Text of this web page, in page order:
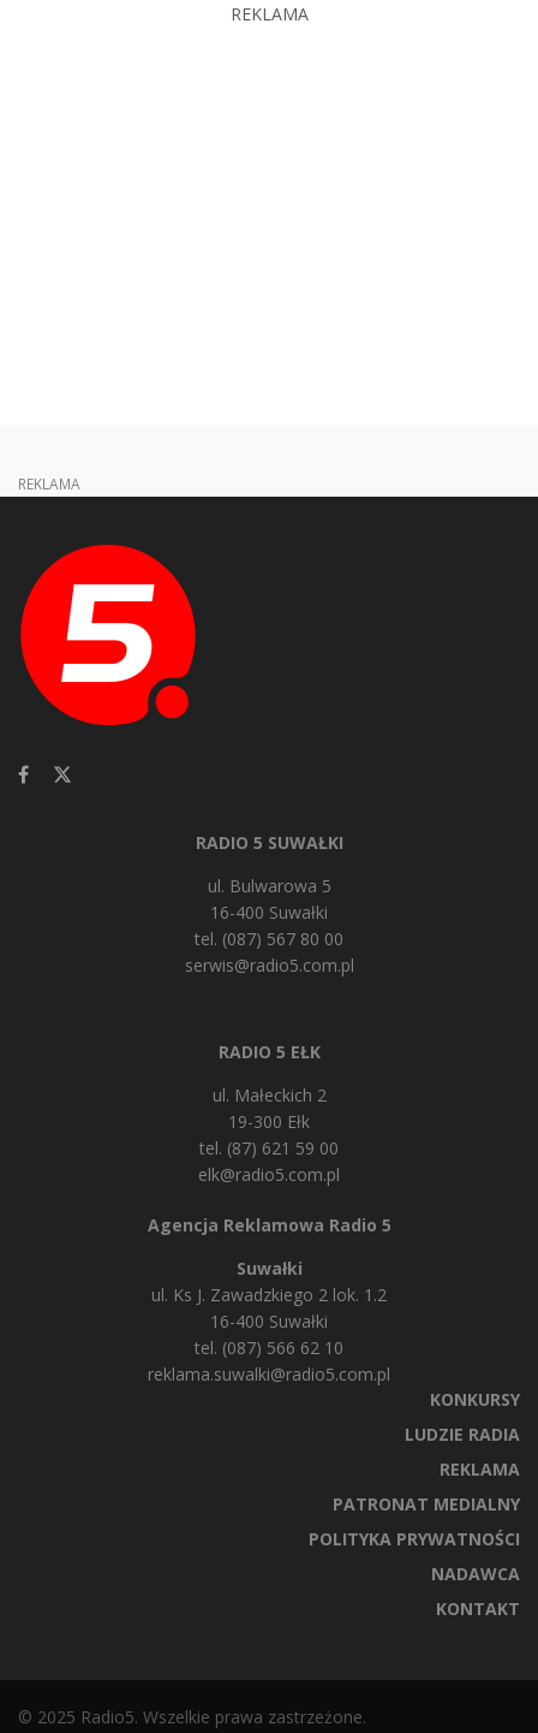
REKLAMA
REKLAMA
RADIO 5 SUWAŁKI
ul. Bulwarowa 5
16-400 Suwałki
tel. (087) 567 80 00
serwis@radio5.com.pl
RADIO 5 EŁK
ul. Małeckich 2
19-300 Ełk
tel. (87) 621 59 00
elk@radio5.com.pl
Agencja Reklamowa Radio 5
Suwałki
ul. Ks J. Zawadzkiego 2 lok. 1.2
16-400 Suwałki
tel. (087) 566 62 10
reklama.suwalki@radio5.com.pl
KONKURSY
LUDZIE RADIA
REKLAMA
PATRONAT MEDIALNY
POLITYKA PRYWATNOŚCI
NADAWCA
KONTAKT
© 2025 Radio5. Wszelkie prawa zastrzeżone.